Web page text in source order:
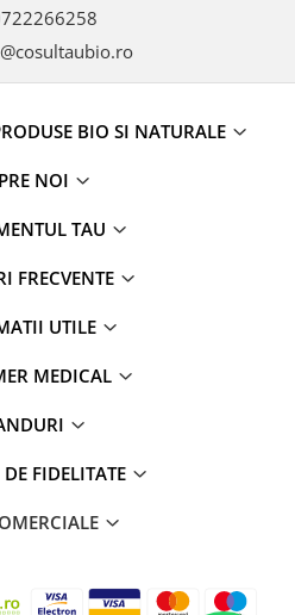
BIO SI NATURALE
NOI
TAU
FRECVENTE
UTILE
MEDICAL
FIDELITATE